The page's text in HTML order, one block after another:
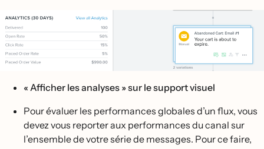
« Afficher les analyses » sur le support visuel
Pour évaluer les performances globales d’un flux, vous
devez vous reporter aux performances du canal sur
l’ensemble de votre série de messages. Pour ce faire,